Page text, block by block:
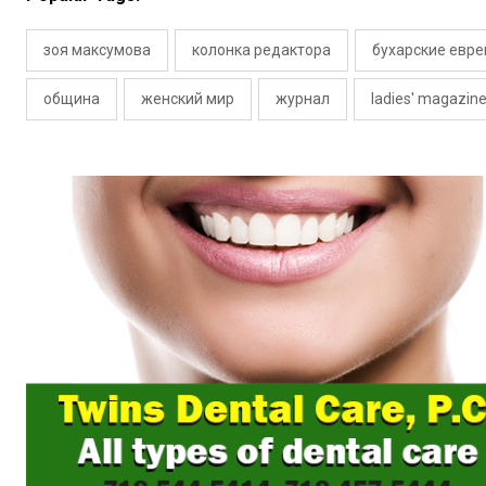
зоя максумова колонка редактора бухарские
община женский мир журнал ladies' magazine